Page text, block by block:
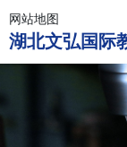
网站地图
湖北文弘国际